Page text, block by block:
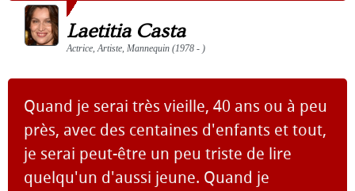
Laetitia Casta
Actrice, Artiste, Mannequin (1978 - )
Quand je serai très vieille, 40 ans ou à peu
près, avec des centaines d'enfants et tout,
je serai peut-être un peu triste de lire
quelqu'un d'aussi jeune. Quand je